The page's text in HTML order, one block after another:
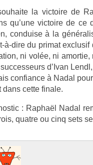
la vic­toire de
qu’une vic­toire de ce
con­du­ise à la
à-dire du primat
ni volée, ni
d’Ivan
con­fian­ce à Nadal
dans cette fin­ale.
: Raphaël Nadal
quat­re ou cinq sets